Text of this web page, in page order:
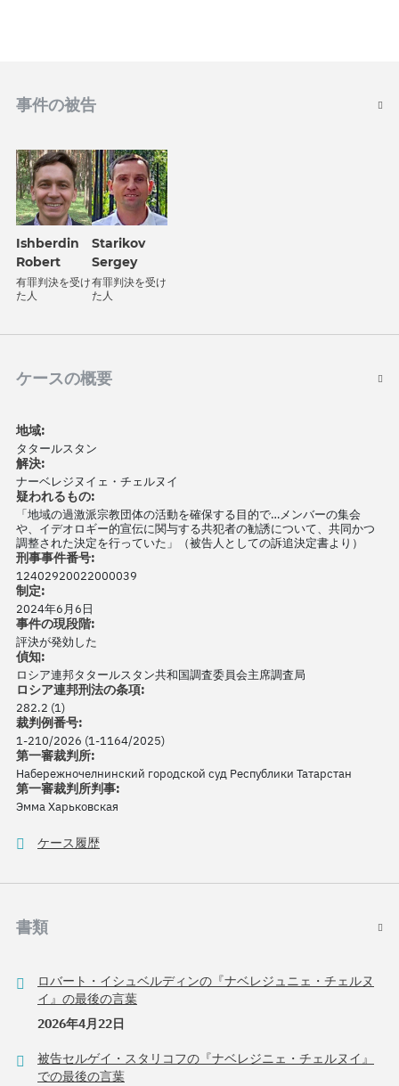
事件の被告
Ishberdin
Robert
有罪判決を受け
た人
Starikov
Sergey
有罪判決を受け
た人
ケースの概要
地域:
タタールスタン
解決:
ナーベレジヌイェ・チェルヌイ
疑われるもの:
「地域の過激派宗教団体の活動を確保する目的で…メンバーの集会
や、イデオロギー的宣伝に関与する共犯者の勧誘について、共同かつ
調整された決定を行っていた」（被告人としての訴追決定書より）
刑事事件番号:
12402920022000039
制定:
2024年6月6日
事件の現段階:
評決が発効した
偵知:
ロシア連邦タタールスタン共和国調査委員会主席調査局
ロシア連邦刑法の条項:
282.2 (1)
裁判例番号:
1-210/2026 (1-1164/2025)
第一審裁判所:
Набережночелнинский городской суд Республики Татарстан
第一審裁判所判事:
Эмма Харьковская
ケース履歴
書類
ロバート・イシュベルディンの『ナベレジュニェ・チェルヌ
イ』の最後の言葉
2026年4月22日
被告セルゲイ・スタリコフの『ナベレジニェ・チェルヌイ』
での最後の言葉